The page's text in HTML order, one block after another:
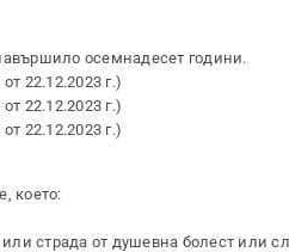
осемнадесет години.
22.12.2023 г.)
22.12.2023 г.)
22.12.2023 г.)
което:
страда от душевна болест или